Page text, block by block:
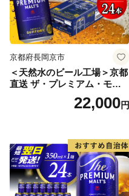
京都府長岡京市
＜天然水のビール工場＞京都
直送 ザ・プレミアム・モル
ツ 350ml×24本 プレモル [149
22,000円